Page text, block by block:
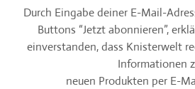
Durch Eingabe deiner E-Mail-
Buttons “Jetzt abonnieren”,
einverstanden, dass Knisterwelt
Informationen
neuen Produkten per E-